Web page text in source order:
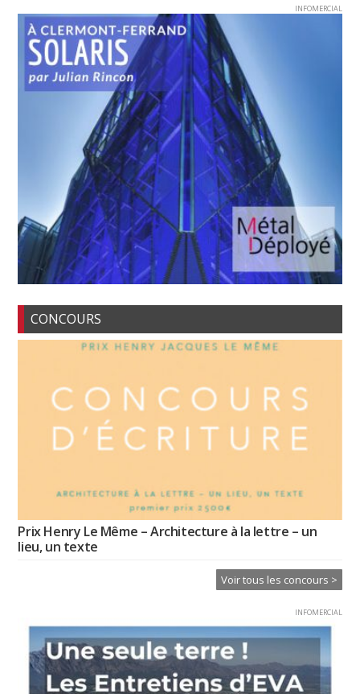
INFOMERCIAL
CONCOURS
Prix Henry Le Même – Architecture à la lettre – un
lieu, un texte
Voir tous les concours >
INFOMERCIAL